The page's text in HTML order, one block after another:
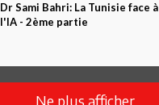
Dr Sami Bahri: La Tunisie face à
l'IA - 2ème partie
Ne plus afficher